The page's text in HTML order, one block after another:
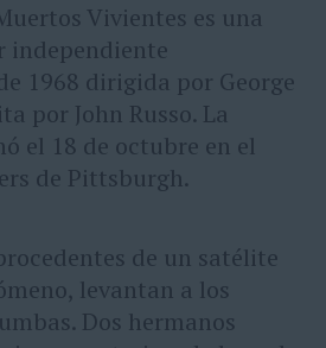
Vivientes es una
independiente
1968 dirigida por George
por John Russo. La
el 18 de octubre en el
de Pittsburgh.
de un satélite
levantan a los
Dos hermanos